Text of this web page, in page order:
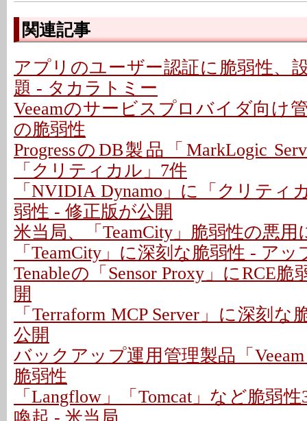
関連記事
アプリのユーザー認証に脆弱性、
題 - タカラトミー
Veeamのサービスプロバイダ向け
の脆弱性
ProgressのDB製品「MarkLogic
「クリティカル」7件
「NVIDIA Dynamo」に「クリティ
弱性 - 修正版が公開
米当局、「TeamCity」脆弱性の悪用
「TeamCity」に深刻な脆弱性 - ア
Tenableの「Sensor Proxy」にRCE
開
「Terraform MCP Server」に深刻
公開
バックアップ運用管理製品「
脆弱性
「Langflow」「Tomcat」など脆弱